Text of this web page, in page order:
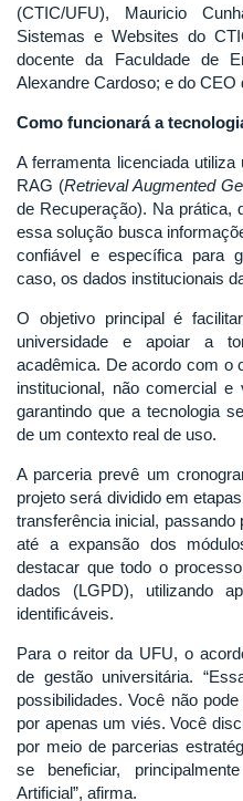
(CTIC/UFU), Mauricio
Sistemas e Websites do
docente da Faculdade de
Alexandre Cardoso; e do CEO
Como funcionará a
A ferramenta licenciada
RAG (Retrieval Augmented
de Recuperação). Na prática,
essa solução busca
confiável e específica para
caso, os dados institucionais
O objetivo principal é
universidade e apoiar a
acadêmica. De acordo com o
institucional, não comercial e
garantindo que a tecnologia
de um contexto real de uso.
A parceria prevê um
projeto será dividido em
transferência inicial, passando
até a expansão dos
destacar que todo o
dados (LGPD), utilizando
identificáveis.
Para o reitor da UFU, o
de gestão universitária.
possibilidades. Você não
por apenas um viés. Você
por meio de parcerias
se beneficiar,
Artificial”, afirma.